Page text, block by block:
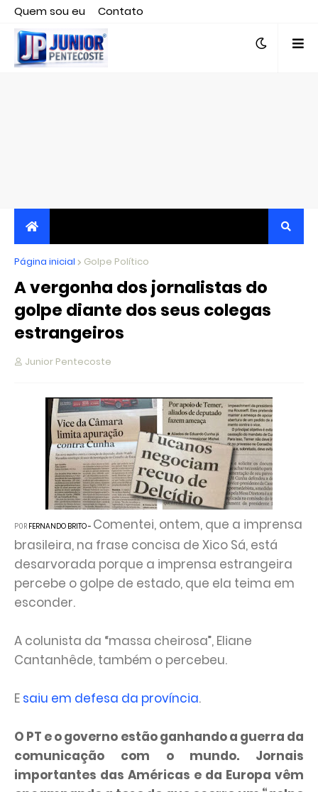
Quem sou eu
Contato
Editor responsável, jornalista Clovis Almeida.
JORNALISMO INDEPENDENTE, TRANSPARENTE E
CRÍTICO
Página inicial Golpe Político
A vergonha dos jornalistas do
golpe diante dos seus colegas
estrangeiros
Junior Pentecoste
POR FERNANDO BRITO- Comentei, ontem, que a imprensa
brasileira, na frase concisa de Xico Sá, está
desarvorada porque a imprensa estrangeira
percebe o golpe de estado, que ela teima em
esconder.
A colunista da “massa cheirosa”, Eliane
Cantanhêde, também o percebeu.
E saiu em defesa da província.
O PT e o governo estão ganhando a guerra da
comunicação com o mundo. Jornais
importantes das Américas e da Europa vêm